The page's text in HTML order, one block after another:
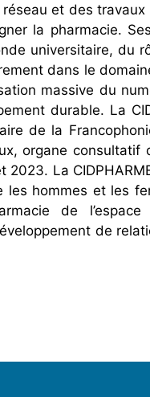
et des
la pharmacie.
universitaire, du
dans le
massive du
durable. La
de la
organe consultatif
2023. La
les hommes et les
de l’espace
de